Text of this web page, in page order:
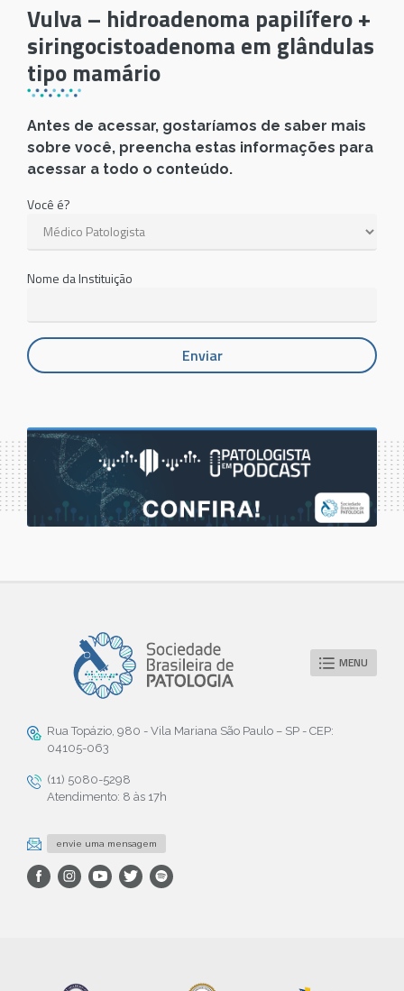
Vulva – hidroadenoma papilífero +
siringocistoadenoma em glândulas
tipo mamário
Antes de acessar, gostaríamos de saber mais
sobre você, preencha estas informações para
acessar a todo o conteúdo.
Você é?
Nome da Instituição
MENU
Rua Topázio, 980 - Vila Mariana São Paulo – SP - CEP:
04105-063
(11) 5080-5298
Atendimento: 8 às 17h
envie uma mensagem